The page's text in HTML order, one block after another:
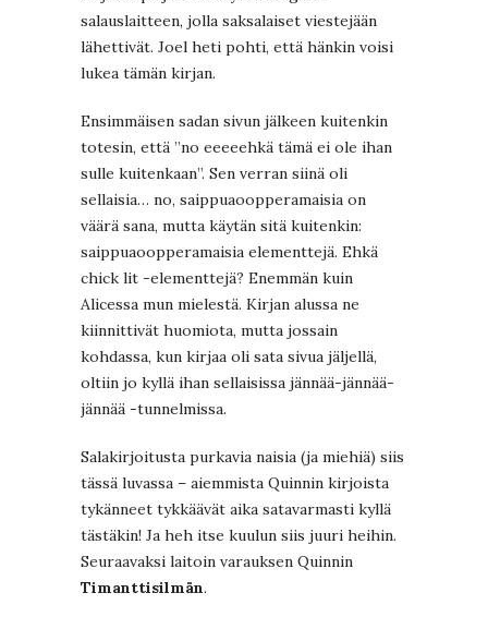
salauslaitteen, jolla saksalaiset viestejään
lähettivät. Joel heti pohti, että hänkin voisi
lukea tämän kirjan.
Ensimmäisen sadan sivun jälkeen kuitenkin
totesin, että ”no eeeeehkä tämä ei ole ihan
sulle kuitenkaan”. Sen verran siinä oli
sellaisia… no, saippuaoopperamaisia on
väärä sana, mutta käytän sitä kuitenkin:
saippuaoopperamaisia elementtejä. Ehkä
chick lit -elementtejä? Enemmän kuin
Alicessa mun mielestä. Kirjan alussa ne
kiinnittivät huomiota, mutta jossain
kohdassa, kun kirjaa oli sata sivua jäljellä,
oltiin jo kyllä ihan sellaisissa jännää-jännää-
jännää -tunnelmissa.
Salakirjoitusta purkavia naisia (ja miehiä) siis
tässä luvassa – aiemmista Quinnin kirjoista
tykänneet tykkäävät aika satavarmasti kyllä
tästäkin! Ja heh itse kuulun siis juuri heihin.
Seuraavaksi laitoin varauksen Quinnin
Timanttisilmän.